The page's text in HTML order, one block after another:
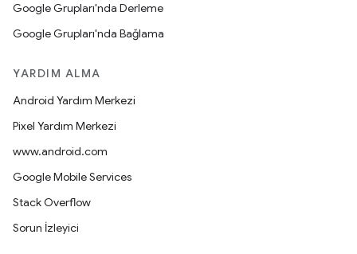
Google Grupları'nda Derleme
Google Grupları'nda Bağlama
YARDIM ALMA
Android Yardım Merkezi
Pixel Yardım Merkezi
www.android.com
Google Mobile Services
Stack Overflow
Sorun İzleyici